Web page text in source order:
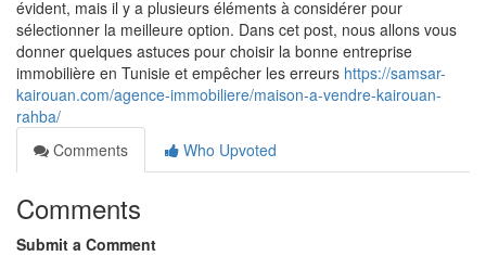
évident, mais il y a plusieurs éléments à considérer pour
sélectionner la meilleure option. Dans cet post, nous allons vous
donner quelques astuces pour choisir la bonne entreprise
immobilière en Tunisie et empêcher les erreurs https://samsar-
kairouan.com/agence-immobiliere/maison-a-vendre-kairouan-
rahba/
Comments
Who Upvoted
Comments
Submit a Comment